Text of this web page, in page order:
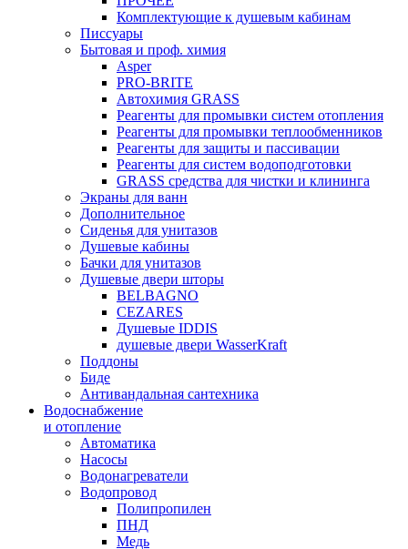
Комплектующие к душевым кабинам
Писсуары
Бытовая и проф. химия
Asper
PRO-BRITE
Автохимия GRASS
Реагенты для промывки систем отопления
Реагенты для промывки теплообменников
Реагенты для защиты и пассивации
Реагенты для систем водоподготовки
GRASS средства для чистки и клининга
Экраны для ванн
Дополнительное
Сиденья для унитазов
Душевые кабины
Бачки для унитазов
Душевые двери шторы
BELBAGNO
CEZARES
Душевые IDDIS
душевые двери WasserKraft
Поддоны
Биде
Антивандальная сантехника
Водоснабжение
и отопление
Автоматика
Насосы
Водонагреватели
Водопровод
Полипропилен
ПНД
Медь